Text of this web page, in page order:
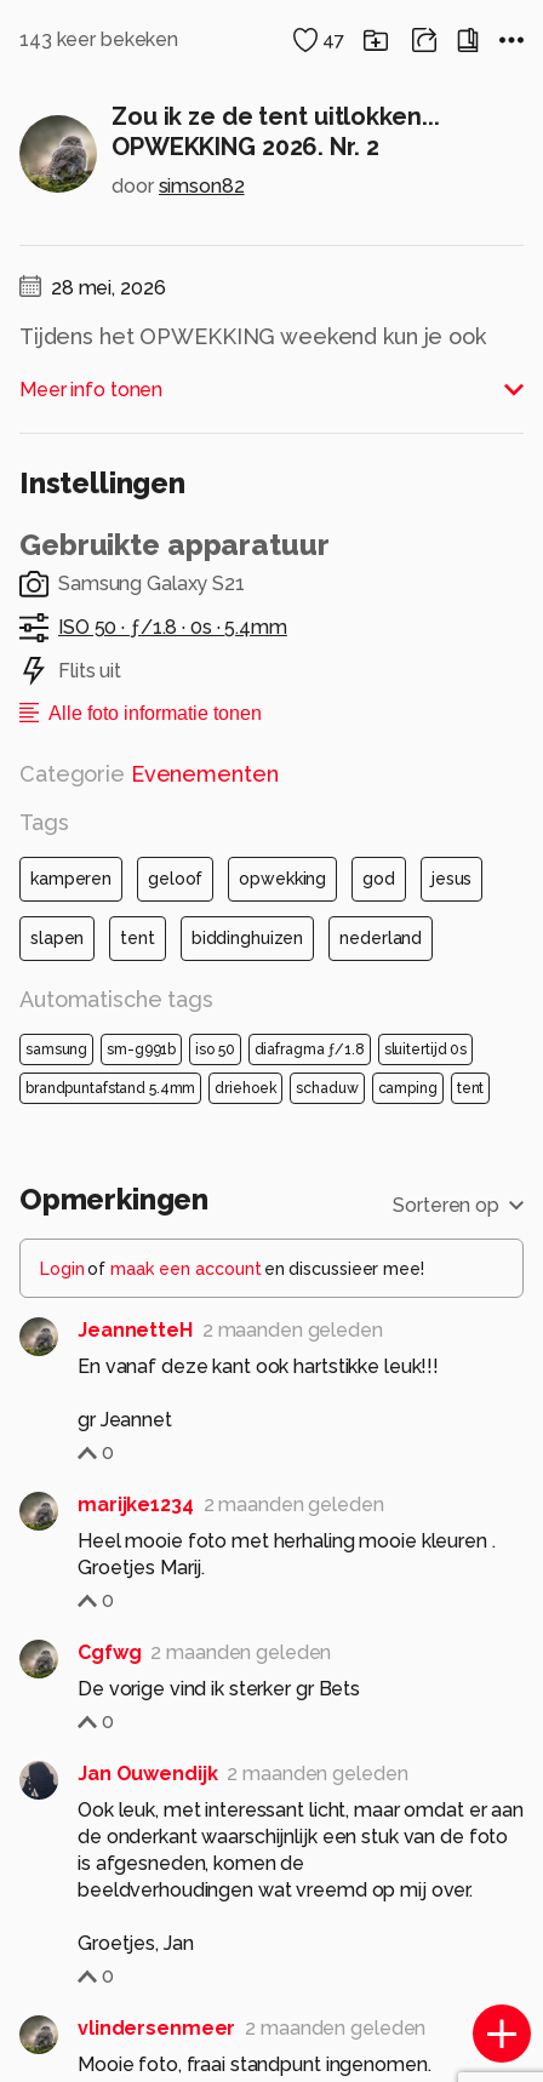
143 keer bekeken 47
Zou ik ze de tent uitlokken...
OPWEKKING 2026. Nr. 2
door simson82
28 mei, 2026
Tijdens het OPWEKKING weekend kun je ook
foto moment...
Meer info tonen
Instellingen
Gebruikte apparatuur
Samsung Galaxy S21
ISO 50 · ƒ/1.8 · 0s ·5.4mm
Flits uit
Alle foto informatie tonen
Categorie Evenementen
Tags
kamperen geloof opwekking god jesus
slapen tent biddinghuizen nederland
Automatische tags
samsung sm-g991b iso 50 diafragma ƒ/1.8 sluitertijd 0s
brandpuntafstand 5.4mm driehoek schaduw camping tent
Opmerkingen Sorteren op
Loginof maak een account en discussieer mee!
JeannetteH 2 maanden geleden
En vanaf deze kant ook hartstikke leuk!!!
gr Jeannet
0
marijke1234 2 maanden geleden
Heel mooie foto met herhaling mooie kleuren .
Groetjes Marij.
0
Cgfwg 2 maanden geleden
De vorige vind ik sterker gr Bets
0
Jan Ouwendijk 2 maanden geleden
Ook leuk, met interessant licht, maar omdat er aan
de onderkant waarschijnlijk een stuk van de foto
is afgesneden, komen de
beeldverhoudingen wat vreemd op mij over.
Groetjes, Jan
0
vlindersenmeer 2 maanden geleden
Mooie foto, fraai standpunt ingenomen.